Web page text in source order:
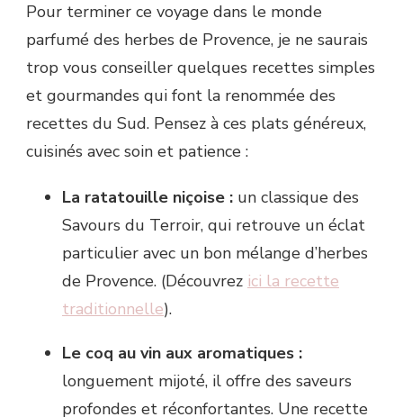
Pour terminer ce voyage dans le monde
parfumé des herbes de Provence, je ne saurais
trop vous conseiller quelques recettes simples
et gourmandes qui font la renommée des
recettes du Sud. Pensez à ces plats généreux,
cuisinés avec soin et patience :
La ratatouille niçoise : un classique des
Savours du Terroir, qui retrouve un éclat
particulier avec un bon mélange d’herbes
de Provence. (Découvrez ici la recette
traditionnelle).
Le coq au vin aux aromatiques :
longuement mijoté, il offre des saveurs
profondes et réconfortantes. Une recette